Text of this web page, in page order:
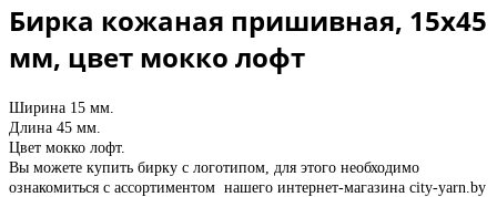
Бирка кожаная пришивная, 15х45
мм, цвет мокко лофт
Ширина 15 мм.
Длина 45 мм.
Цвет мокко лофт.
Вы можете купить бирку с логотипом, для этого необходимо
ознакомиться с ассортиментом нашего интернет-магазина city-yarn.by